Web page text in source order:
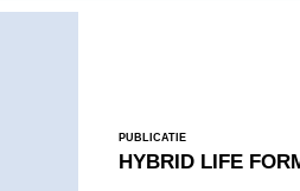
PUBLICATIE
HYBRID LIFE